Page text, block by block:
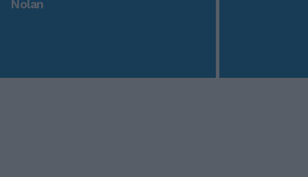
Nolan